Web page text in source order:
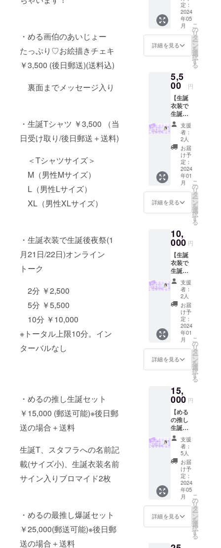
・める画伯のあいじょー
たっぷり♡お絵描きチェキ
￥3,500 (後日郵送)(送料込)
裏面までメッセージ入り
・生誕Tシャツ ￥3,500 （当
日受け取り/後日郵送＋送料)
＜Tシャツサイズ＞
M（男性Mサイズ）
L（男性Lサイズ）
XL（男性XLサイズ）
・生誕衣装で生誕後夜祭(1
月21日/22日)オンライン
トーク
2分 ￥2,500
5分 ￥5,500
10分 ￥10,000
※トータル上限10分。イン
ターバルなし
・めるの推し生誕セット
￥15,000 (郵送可能)※後日郵
送の場合＋送料
生誕T、スタフラへの名前記
載(サイズ小)、生誕衣装名前
サイン入りブロマイド2枚
・めるの最推し爆誕セット
￥25,000(郵送可能)※後日郵
送の場合＋送料
い。 ※
おひと
りさま5
回のみ
可能で
す ※備
ネーム
を記載
してく
ださ
い。
ニック
ネーム
②希望
される
日時候
補を3
だくよ
うお願
しま
す。 ----
-----------
-----------
2分
￥2,500
5分
￥5,500
10分
￥10,00
0 ※トー
タル上
分。イ
ンター
-----------
--------
は後日
郵送(＋
送料)と
なりま
す。 ※
備考欄
にニッ
クネー
載して
くださ
い。
定：
2024
年05
月
詳細を見る
こ
の
リ
タ
ー
ン
を
選
択
す
る
5,5
00 円
【生誕
衣装で
生誕後
夜祭(1
月21
日/22日)
オンラ
イン
トーク
分）】
1月21日
もしく
は22日
にオン
ライン
トーク
ができ
ます。
時間調
整につ
きまし
ては、
別途い
ただい
たメー
ルアド
レスに
メール
をお送
りいた
しま
す。 ※
トータ
ル10分
を上限
といた
します
のでご
注意く
ださ
い。 ※
備考欄
に「①
ニック
ネーム
②希望
される
日時候
補を3
支援
者：
2人
お届
け予
定：
2024
年01
月
詳細を見る
こ
の
リ
タ
ー
ン
を
選
択
す
る
10,
000 円
【生誕
衣装で
生誕後
夜祭(1
月21
日/22日)
オンラ
イン
トーク
（10
分）】
1月21日
もしく
は22日
にオン
ライン
トーク
ができ
ます。
時間調
整につ
きまし
ては、
別途い
ただい
たメー
ルアド
レスに
メール
をお送
りいた
しま
す。 ※
支援
者：
2人
お届
け予
定：
2024
年01
月
詳細を見る
こ
の
リ
タ
ー
ン
を
選
択
す
る
15,
000 円
【める
の推し
生誕
セット
￥15,00
0 】 生
誕T (郵
送の場
合＋送
料)、ス
タフラ
への名
前記載
(サイズ
小)、生
誕衣装
イン入
支援
者：
5人
お届
け予
定：
2024
年05
月
詳細を見る
こ
の
リ
タ
ー
ン
を
選
択
す
る